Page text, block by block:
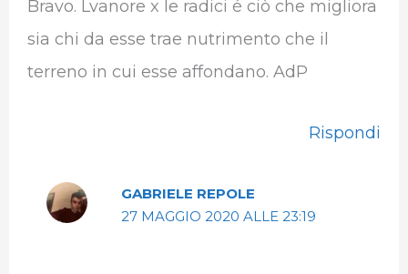
Bravo. Lvanore x le radici é ciò che migliora
sia chi da esse trae nutrimento che il
terreno in cui esse affondano. AdP
Rispondi
GABRIELE REPOLE
27 MAGGIO 2020 ALLE 23:19